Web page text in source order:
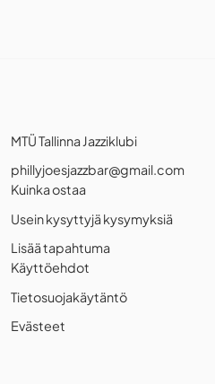
MTÜ Tallinna Jazziklubi
phillyjoesjazzbar@gmail.com
Kuinka ostaa
Usein kysyttyjä kysymyksiä
Lisää tapahtuma
Käyttöehdot
Tietosuojakäytäntö
Evästeet